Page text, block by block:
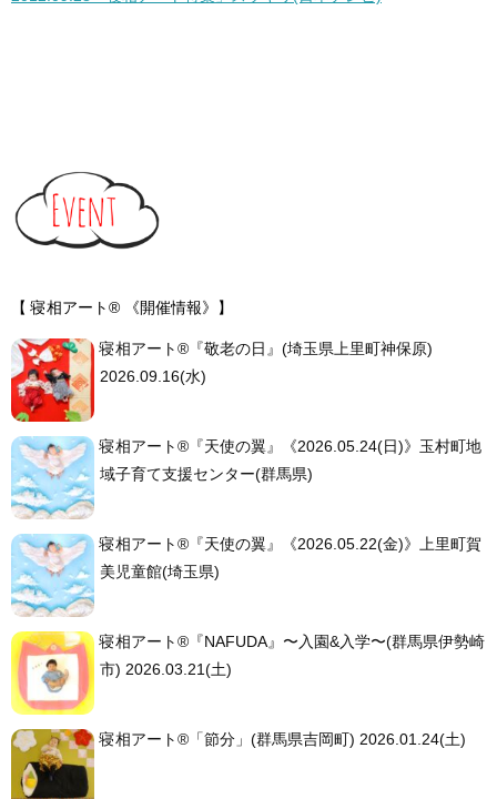
【 寝相アート® 《開催情報》】
寝相アート®︎『敬老の日』(埼玉県上里町神保原)
2026.09.16(水)
寝相アート®︎『天使の翼』《2026.05.24(日)》玉村町地
域子育て支援センター(群馬県)
寝相アート®︎『天使の翼』《2026.05.22(金)》上里町賀
美児童館(埼玉県)
寝相アート®︎『NAFUDA』〜入園&入学〜(群馬県伊勢崎
市) 2026.03.21(土)
寝相アート®「節分」(群馬県吉岡町) 2026.01.24(土)